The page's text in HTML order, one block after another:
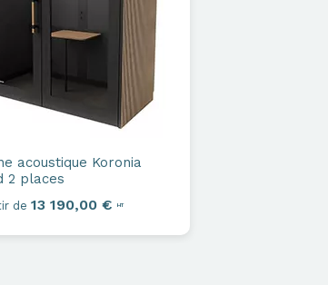
acoustique Koronia
2 places
de 13 190,00 € HT